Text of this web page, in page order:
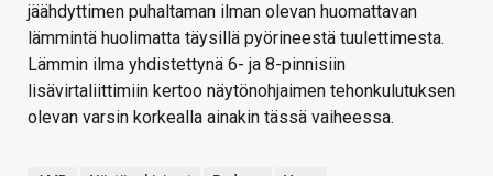
jäähdyttimen puhaltaman ilman olevan huomattavan
lämmintä huolimatta täysillä pyörineestä tuulettimesta.
Lämmin ilma yhdistettynä 6- ja 8-pinnisiin
lisävirtaliittimiin kertoo näytönohjaimen tehonkulutuksen
olevan varsin korkealla ainakin tässä vaiheessa.